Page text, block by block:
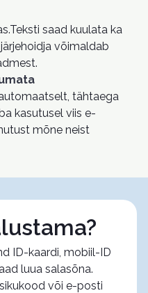
saad kuulata ka
võimaldab
tähtaega
kasutusel viis e-
mõne neist
ID-kaardi, mobiil-ID
luua salasõna.
või e-posti